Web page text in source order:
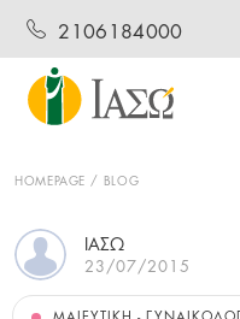
2106184000
HOMEPAGE BLOG
ΙΑΣΏ
23/07/2015